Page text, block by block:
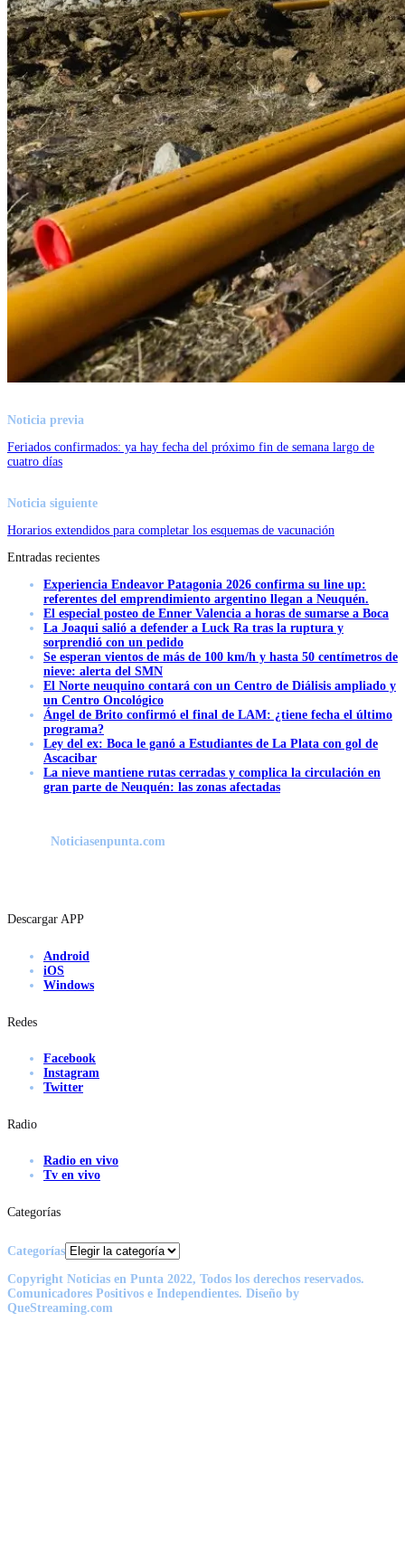
Noticia previa
Feriados confirmados: ya hay fecha del próximo fin de semana largo de
cuatro días
Noticia siguiente
Horarios extendidos para completar los esquemas de vacunación
Entradas recientes
Experiencia Endeavor Patagonia 2026 confirma su line up:
referentes del emprendimiento argentino llegan a Neuquén.
El especial posteo de Enner Valencia a horas de sumarse a Boca
La Joaqui salió a defender a Luck Ra tras la ruptura y
sorprendió con un pedido
Se esperan vientos de más de 100 km/h y hasta 50 centímetros de
nieve: alerta del SMN
El Norte neuquino contará con un Centro de Diálisis ampliado y
un Centro Oncológico
Ángel de Brito confirmó el final de LAM: ¿tiene fecha el último
programa?
Ley del ex: Boca le ganó a Estudiantes de La Plata con gol de
Ascacibar
La nieve mantiene rutas cerradas y complica la circulación en
gran parte de Neuquén: las zonas afectadas
Noticiasenpunta.com
Descargar APP
Android
iOS
Windows
Redes
Facebook
Instagram
Twitter
Radio
Radio en vivo
Tv en vivo
Categorías
Categorías
Copyright Noticias en Punta 2022, Todos los derechos reservados.
Comunicadores Positivos e Independientes. Diseño by
QueStreaming.com